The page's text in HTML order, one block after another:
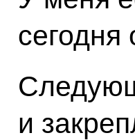
сегодня
и